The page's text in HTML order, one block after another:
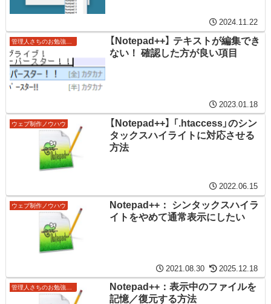
2024.11.22
【Notepad++】 テキストが編集でき
ない！ 確認した方が良い項目
2023.01.18
ウェブ制作ノウハウ
【Notepad++】 「.htaccess」のシン
タックスハイライトに対応させる
方法
2022.06.15
ウェブ制作ノウハウ
Notepad++： シンタックスハイラ
イトをやめて通常表示にしたい
2021.08.30 2025.12.18
管理人さちのお勉強ノート
Notepad++：表示中のファイルを
記憶／復元する方法